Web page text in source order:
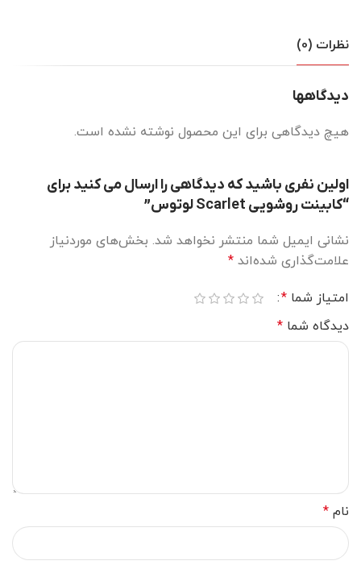
نظرات (0)
دیدگاهها
هیچ دیدگاهی برای این محصول نوشته نشده است.
اولین نفری باشید که دیدگاهی را ارسال می کنید برای
“کابینت روشویی Scarlet لوتوس”
نشانی ایمیل شما منتشر نخواهد شد. بخش‌های موردنیاز
علامت‌گذاری شده‌اند *
امتیاز شما *
دیدگاه شما *
نام *